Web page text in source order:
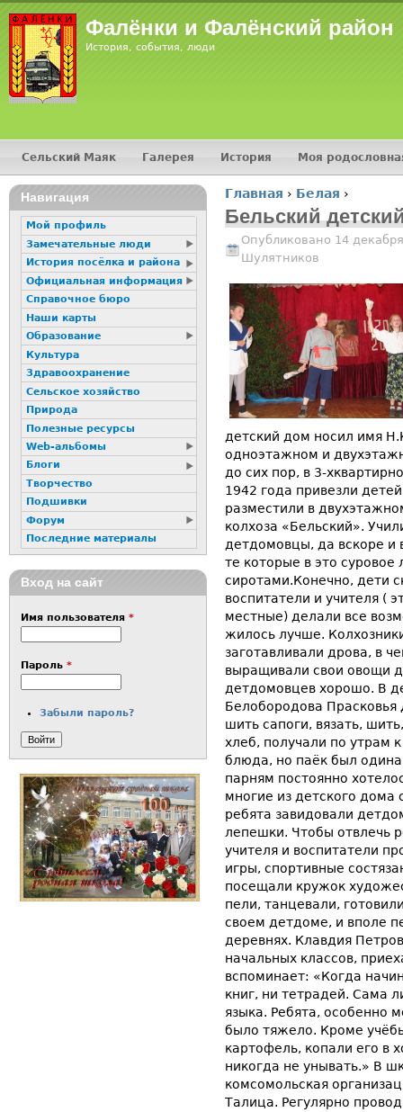
Фалёнки и Фалёнский район
История, события, люди
Вы здесь
Главная › Белая ›
Бельский
Опубликовано 14
Шулятников
детский дом носил имя
одноэтажном и
до сих пор, в 3-
1942 года привезли
разместили в
колхоза «Бельский».
детдомовцы, да вскоре и
те которые в это суровое
сиротами.Конечно, дети
воспитатели и учителя (
местные) делали все
жилось лучше.
заготавливали дрова, в
выращивали свои овощи
детдомовцев хорошо. В
Белобородова
шить сапоги, вязать,
хлеб, получали по утрам
блюда, но паёк был
парням постоянно
многие из детского дома
ребята завидовали
лепешки. Чтобы отвлечь
учителя и воспитатели
игры, спортивные
посещали кружок
пели, танцевали,
своем детдоме, и вполе
деревнях. Клавдия
начальных классов,
вспоминает: «Когда
книг, ни тетрадей. Сама
языка. Ребята, особенно
было тяжело. Кроме
картофель, копали его в
никогда не унывать.» В
комсомольская
Талица. Регулярно
Главное меню
Сельский Маяк Галерея История Моя
16+
Навигация
Мой профиль
Замечательные люди
История посёлка и района
Официальная информация
Справочное бюро
Наши карты
Образование
Культура
Здравоохранение
Сельское хозяйство
Природа
Полезные ресурсы
Web-альбомы
Блоги
Творчество
Подшивки
Форум
Последние материалы
Вход на сайт
Имя пользователя *
Пароль *
Забыли пароль?